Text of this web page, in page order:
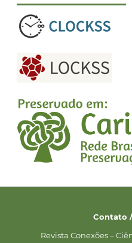
Contato
Revista Conexões –